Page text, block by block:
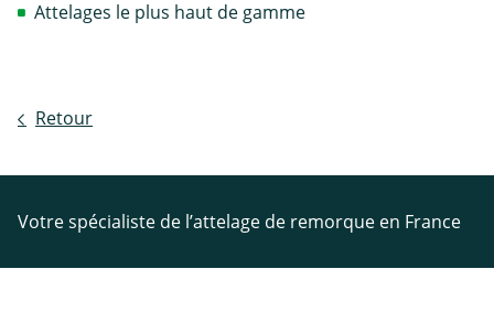
Attelages le plus haut de gamme
Retour
Votre spécialiste de l’attelage de remorque en France